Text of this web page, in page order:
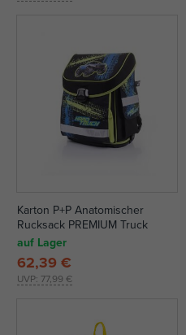
Karton P+P Anatomischer
Rucksack PREMIUM Truck
auf Lager
UVP: 77,99 €
62,39 €